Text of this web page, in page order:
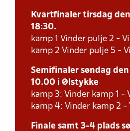
Kvartfinaler tirsdag
18:30.
kamp 1 Vinder pulje 2 -
kamp 2 Vinder pulje 5 -
Semifinaler søndag
10.00 i Ølstykke
kamp 3: Vinder kamp 1 -
kamp 4: Vinder kamp 2 -
Finale samt 3-4 plads